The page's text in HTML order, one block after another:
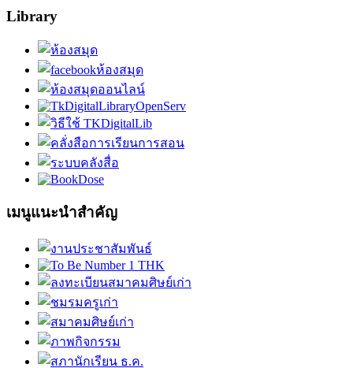
Library
เมนูแนะนำสำคัญ